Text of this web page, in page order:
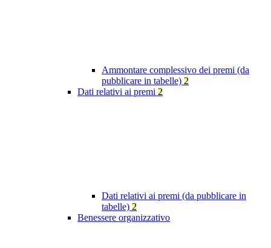
Ammontare complessivo dei premi (da
pubblicare in tabelle) 2
Dati relativi ai premi 2
Dati relativi ai premi (da pubblicare in
tabelle) 2
Benessere organizzativo